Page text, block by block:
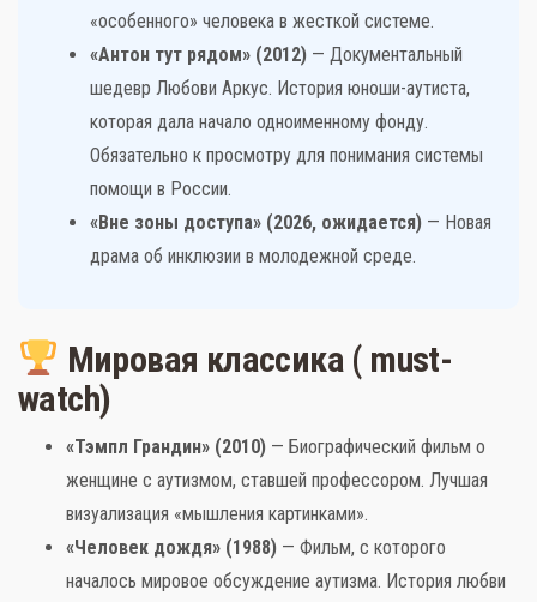
«особенного» человека в жесткой системе.
«Антон тут рядом» (2012) — Документальный
шедевр Любови Аркус. История юноши-аутиста,
которая дала начало одноименному фонду.
Обязательно к просмотру для понимания системы
помощи в России.
«Вне зоны доступа» (2026, ожидается) — Новая
драма об инклюзии в молодежной среде.
Мировая классика ( must-
watch)
«Тэмпл Грандин» (2010) — Биографический фильм о
женщине с аутизмом, ставшей профессором. Лучшая
визуализация «мышления картинками».
«Человек дождя» (1988) — Фильм, с которого
началось мировое обсуждение аутизма. История любви